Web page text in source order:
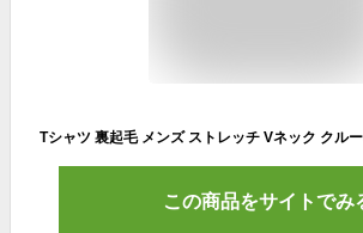
この商品をサイトでみ